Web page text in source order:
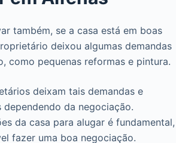
também, se a casa está em boas
deixou algumas demandas
como pequenas reformas e pintura.
deixam tais demandas e
da negociação.
da casa para alugar é fundamental,
fazer uma boa negociação.